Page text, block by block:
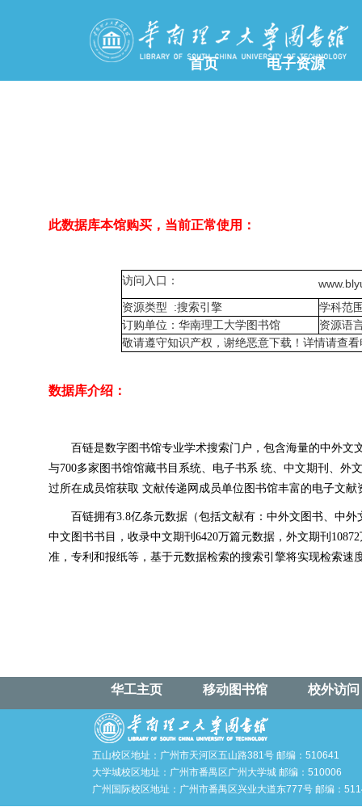
首页 电子资源
此数据库本馆购买，当前正常使用：
访问入口：
资源类型 :搜索引擎
学科范
订购单位：华南理工大学图书馆
资源语
敬请遵守知识产权，谢绝恶意下载！详情请查看
数据库介绍：
百链是数字图书馆专业学术搜索门户，包含海量的中外
与700多家图书馆馆藏书目系统、电子书系 统、中文期刊、外
过所在成员馆获取 文献传递网成员单位图书馆丰富的电子文
百链拥有3.8亿条元数据（包括文献有：中外文图书、中
中文图书书目，收录中文期刊6420万篇元数据，外文期刊
准，专利和报纸等，基于元数据检索的搜索引擎将实现检索速
华工主页 移动图书馆 校外访问
五山校区地址：广州市天河区五山路381号 邮编：510641
大学城校区地址：广州市番禺区广州大学城 邮编：510006
广州国际校区地址：广州市番禺区兴业大道东777号 邮编：